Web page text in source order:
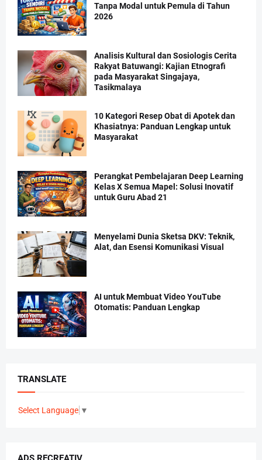
Tanpa Modal untuk Pemula di Tahun
2026
Analisis Kultural dan Sosiologis Cerita
Rakyat Batuwangi: Kajian Etnografi
pada Masyarakat Singajaya,
Tasikmalaya
10 Kategori Resep Obat di Apotek dan
Khasiatnya: Panduan Lengkap untuk
Masyarakat
Perangkat Pembelajaran Deep Learning
Kelas X Semua Mapel: Solusi Inovatif
untuk Guru Abad 21
Menyelami Dunia Sketsa DKV: Teknik,
Alat, dan Esensi Komunikasi Visual
AI untuk Membuat Video YouTube
Otomatis: Panduan Lengkap
TRANSLATE
Select Language ▼